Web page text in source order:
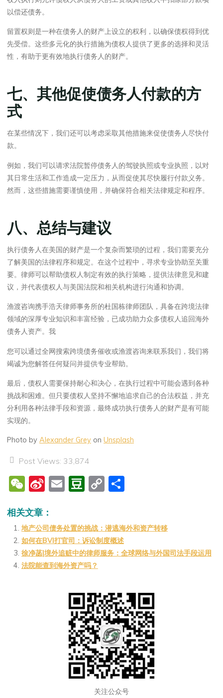
以偿还债务。
留置权则是一种在债务人的财产上设立的权利，以确保债权得到优
先受偿。这些多元化的执行措施为债权人提供了更多的选择和灵活
性，有助于更有效地执行债务人的财产。
七、其他促使债务人付款的方
式
在某些情况下，我们还可以考虑采取其他措施来促使债务人尽快付
款。
例如，我们可以请求法院暂停债务人的驾驶执照或专业执照，以对
其日常生活和工作造成一定压力，从而促使其尽快履行付款义务。
然而，这些措施需要谨慎使用，并确保符合相关法律规定和程序。
八、总结与建议
执行债务人在美国的财产是一个复杂而繁琐的过程，我们需要充分
了解美国的法律程序和规定。在这个过程中，寻求专业协助至关重
要。律师可以帮助债权人制定有效的执行策略，提供法律意见和建
议，并代表债权人与美国法院和相关机构进行沟通和协调。
渔渡咨询携手浩天律师事务所的杜国栋律师团队，具备在跨境法律
领域的深厚专业知识和丰富经验，已成功助力众多债权人追回海外
债务人资产。我
您可以通过全网搜索跨境债务催收或渔渡咨询来联系我们，我们将
竭诚为您解答任何疑问并提供专业帮助。
最后，债权人需要保持耐心和决心，在执行过程中可能会遇到各种
挑战和困难。但只要债权人坚持不懈地追求自己的合法权益，并充
分利用各种法律手段和资源，最终成功执行债务人的财产是有可能
实现的。
Photo byAlexander Grey onUnsplash
Post Views: 33,874
W
C
h
at
Si
a
W
ei
b
E
l
D
b
a
n
C
y
Li
n
相关文章：
地产公司债务处置的挑战：潜逃海外和资产转移
如何在BVI打官司：诉讼制度概述
徐净菡|境外追赃中的律师服务：全球网络与外国司法手段运用
法院能查到海外资产吗？
关注公众号